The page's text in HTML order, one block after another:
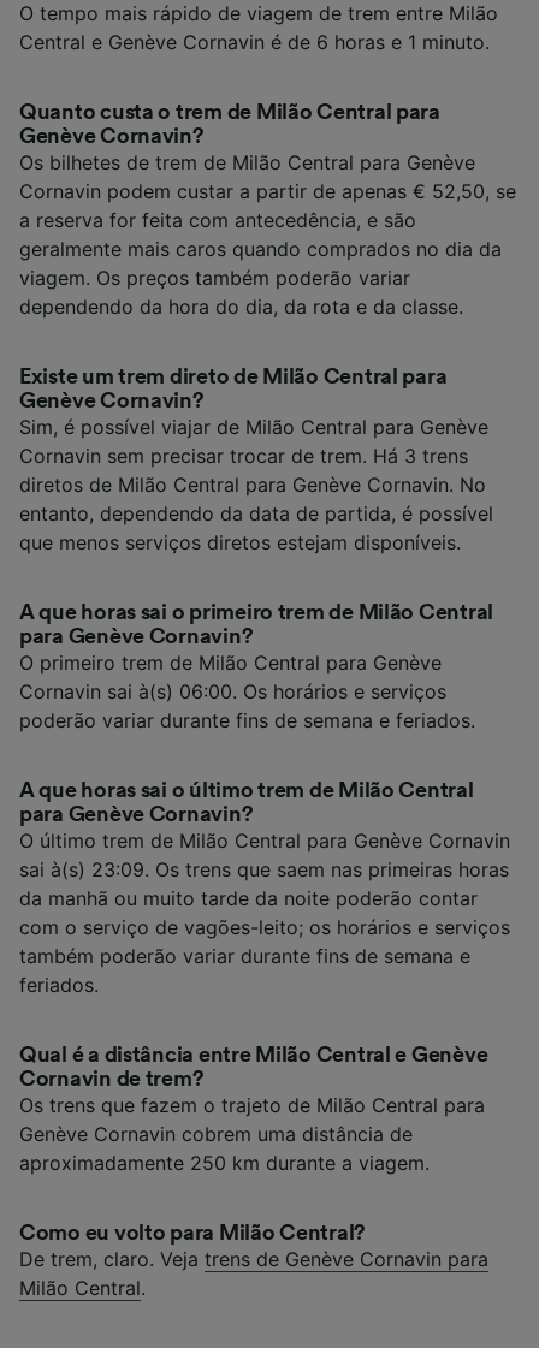
O tempo mais rápido de viagem de trem entre Milão
Central e Genève Cornavin é de 6 horas e 1 minuto.
Quanto custa o trem de Milão Central para
Genève Cornavin?
Os bilhetes de trem de Milão Central para Genève
Cornavin podem custar a partir de apenas € 52,50, se
a reserva for feita com antecedência, e são
geralmente mais caros quando comprados no dia da
viagem. Os preços também poderão variar
dependendo da hora do dia, da rota e da classe.
Existe um trem direto de Milão Central para
Genève Cornavin?
Sim, é possível viajar de Milão Central para Genève
Cornavin sem precisar trocar de trem. Há 3 trens
diretos de Milão Central para Genève Cornavin. No
entanto, dependendo da data de partida, é possível
que menos serviços diretos estejam disponíveis.
A que horas sai o primeiro trem de Milão Central
para Genève Cornavin?
O primeiro trem de Milão Central para Genève
Cornavin sai à(s) 06:00. Os horários e serviços
poderão variar durante fins de semana e feriados.
A que horas sai o último trem de Milão Central
para Genève Cornavin?
O último trem de Milão Central para Genève Cornavin
sai à(s) 23:09. Os trens que saem nas primeiras horas
da manhã ou muito tarde da noite poderão contar
com o serviço de vagões-leito; os horários e serviços
também poderão variar durante fins de semana e
feriados.
Qual é a distância entre Milão Central e Genève
Cornavin de trem?
Os trens que fazem o trajeto de Milão Central para
Genève Cornavin cobrem uma distância de
aproximadamente 250 km durante a viagem.
Como eu volto para Milão Central?
De trem, claro. Veja trens de Genève Cornavin para
Milão Central.